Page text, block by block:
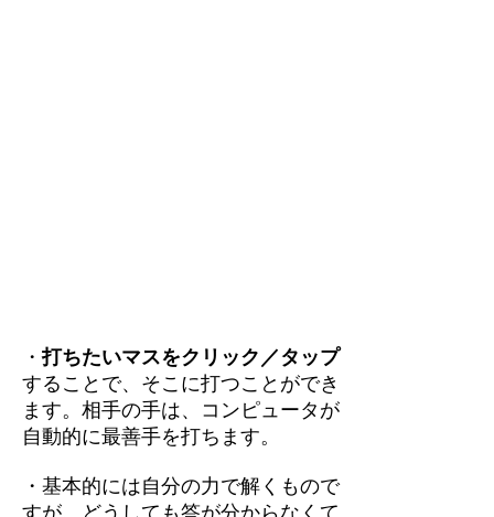
・打ちたいマスをクリック／タップ
することで、そこに打つことができ
ます。相手の手は、コンピュータが
自動的に最善手を打ちます。
・基本的には自分の力で解くもので
すが、どうしても答が分からなくて